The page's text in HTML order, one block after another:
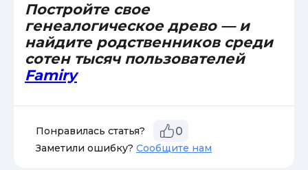
Постройте свое
генеалогическое древо — и
найдите родственников среди
сотен тысяч пользователей
Famiry
Понравилась статья? 0
Заметили ошибку? Сообщите нам